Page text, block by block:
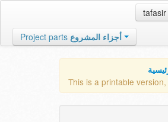
tafasir
Project parts أجزاء المشروع
This is a printable